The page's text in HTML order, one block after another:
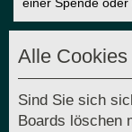
einer Spende
Alle Cookies
Sind Sie sich
Boards löschen